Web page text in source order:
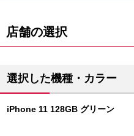
店舗の選択
選択した機種・カラー
iPhone 11 128GB グリーン